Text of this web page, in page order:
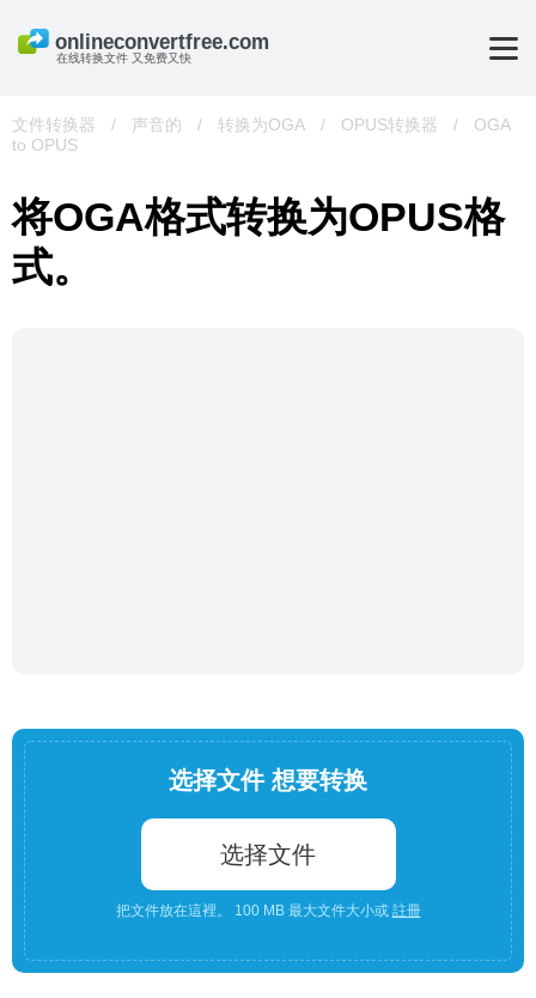
在线转换文件 又免费又快
文件转换器 / 声音的 / 转换为OGA / OPUS转换器 /
OGA
to OPUS
将OGA格式转换为OPUS格
式。
选择文件 想要转换
选择文件
把文件放在這裡。 100 MB 最大文件大小或 註冊